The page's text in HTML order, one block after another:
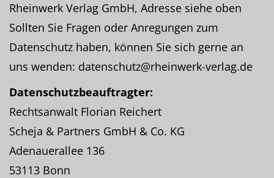
Rheinwerk Verlag GmbH, Adresse siehe oben
Sollten Sie Fragen oder Anregungen zum
Datenschutz haben, können Sie sich gerne an
uns wenden: datenschutz@rheinwerk-verlag.de
Datenschutzbeauftragter:
Rechtsanwalt Florian Reichert
Scheja & Partners GmbH & Co. KG
Adenauerallee 136
53113 Bonn